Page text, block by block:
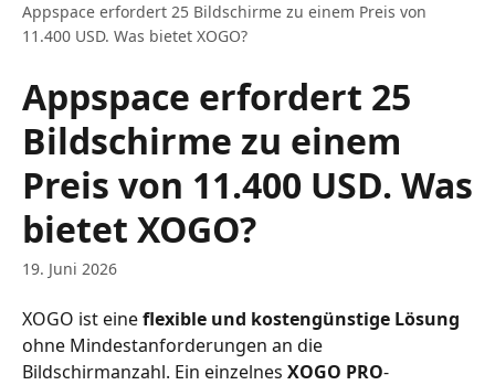
Appspace erfordert 25 Bildschirme zu einem Preis von
11.400 USD. Was bietet XOGO?
Appspace erfordert 25
Bildschirme zu einem
Preis von 11.400 USD. Was
bietet XOGO?
19. Juni 2026
XOGO ist eine flexible und kostengünstige Lösung
ohne Mindestanforderungen an die
Bildschirmanzahl. Ein einzelnes XOGO PRO-